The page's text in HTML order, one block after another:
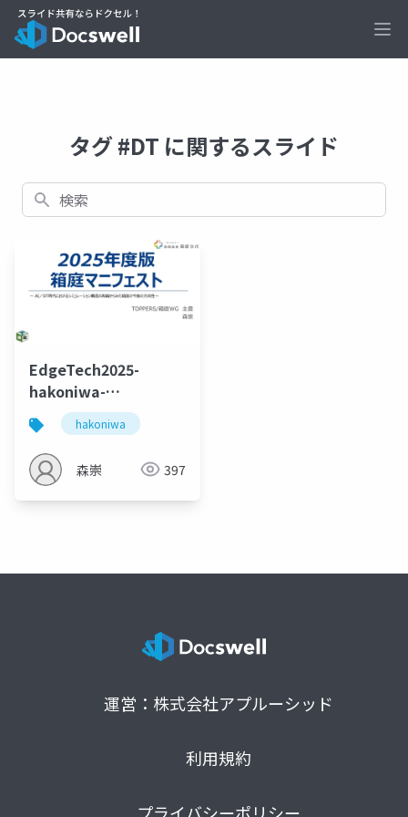
タグ #DT に関するスライド
検索
EdgeTech2025-
hakoniwa-
presentation
hakoniwa
森崇 397
運営：株式会社アプルーシッド
利用規約
プライバシーポリシー